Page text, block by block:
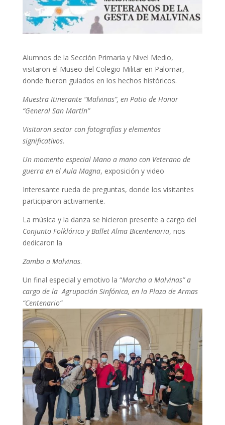
Alumnos de la Sección Primaria y Nivel Medio,
visitaron el Museo del Colegio Militar en Palomar,
donde fueron guiados en los hechos históricos.
Muestra Itinerante “Malvinas”, en Patio de Honor
“General San Martín”
Visitaron sector con fotografías y elementos
significativos.
Un momento especial Mano a mano con Veterano de
guerra en el Aula Magna, exposición y video
Interesante rueda de preguntas, donde los visitantes
participaron activamente.
La música y la danza se hicieron presente a cargo del
Conjunto Folklórico y Ballet Alma Bicentenaria, nos
dedicaron la
Zamba a Malvinas.
Un final especial y emotivo la “Marcha a Malvinas” a
cargo de la Agrupación Sinfónica, en la Plaza de Armas
“Centenario”